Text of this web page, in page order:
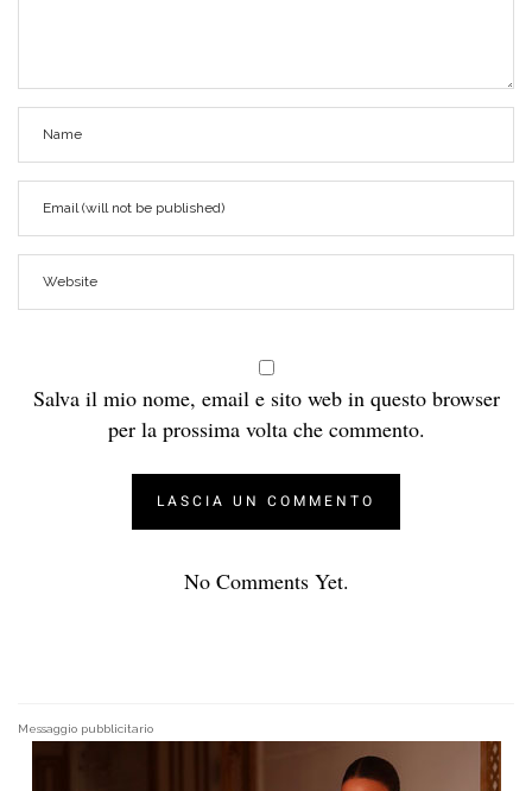
Salva il mio nome, email e sito web in questo browser
per la prossima volta che commento.
No Comments Yet.
Messaggio pubblicitario